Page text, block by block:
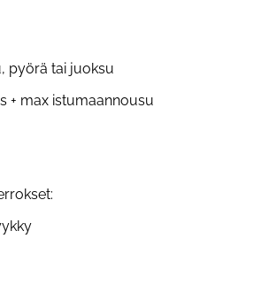
pyörä tai juoksu
+ max istumaannousu